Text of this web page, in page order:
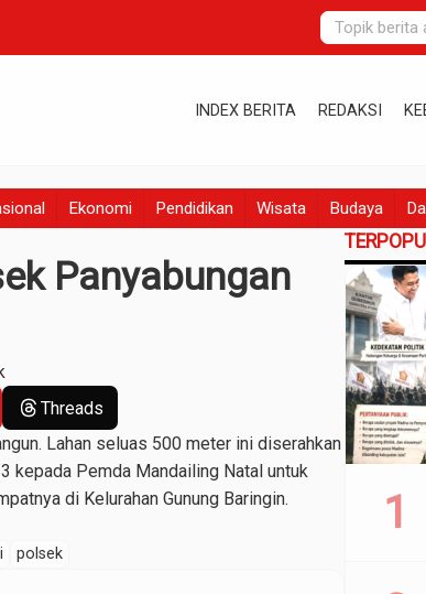
INDEX BERITA REDAKSI
Ekonomi Pendidikan Wisata Budaya
Panyabungan
Threads
Lahan seluas 500 meter ini diserahkan
kepada Pemda Mandailing Natal untuk
di Kelurahan Gunung Baringin.
polsek